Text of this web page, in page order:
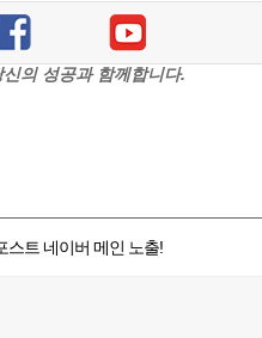
의 성공과 함께합니다.
스트 네이버 메인 노출!